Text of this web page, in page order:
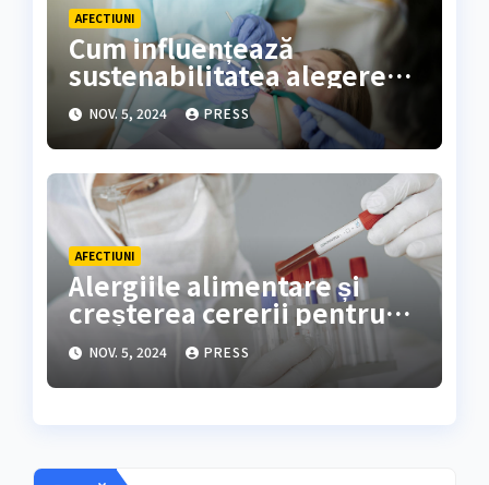
AFECTIUNI
Cum influențează
sustenabilitatea alegerea
alimentelor fără alergeni
NOV. 5, 2024 PRESS
AFECTIUNI
Alergiile alimentare și
creșterea cererii pentru
produse fără aditivi
NOV. 5, 2024 PRESS